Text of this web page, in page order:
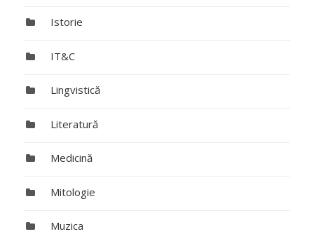
Istorie
IT&C
Lingvistică
Literatură
Medicină
Mitologie
Muzica